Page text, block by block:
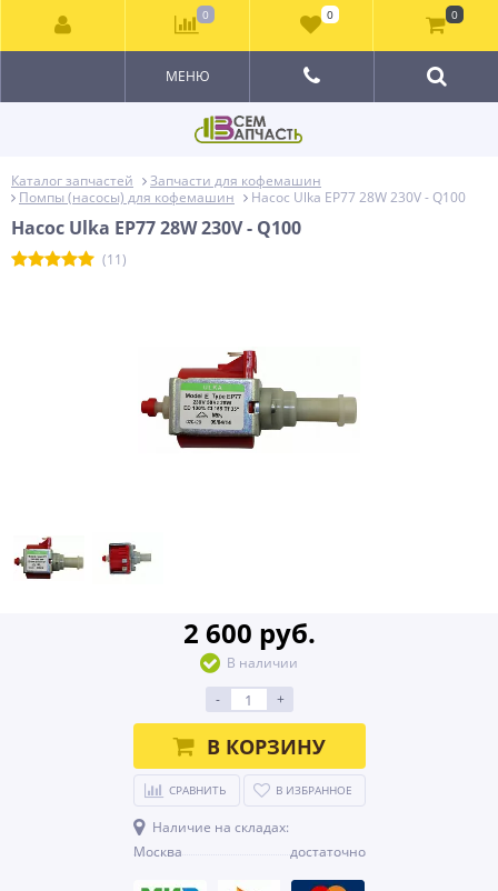
МЕНЮ
Каталог запчастей
Запчасти для кофемашин
Помпы (насосы) для кофемашин
Насос Ulka EP77 28W 230V - Q100
Насос Ulka EP77 28W 230V - Q100
(11)
2 600 руб.
В наличии
-
+
В КОРЗИНУ
СРАВНИТЬ В ИЗБРАННОЕ
Наличие на складах:
Москва
достаточно
0 0 0